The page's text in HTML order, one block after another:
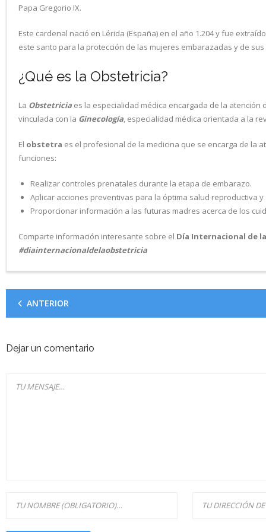
Papa Gregorio IX.
Este cardenal nació en Lérida (España) en el año 1.204 y fue
este santo para la protección de las mujeres embarazadas y de
¿Qué es la Obstetricia?
La Obstetricia es la especialidad médica encargada de la
vinculada con la Ginecología, especialidad médica orientada a la
El obstetra es el profesional de la medicina que se encarga de la
funciones:
Realizar controles prenatales durante la etapa de embarazo.
Aplicar acciones preventivas para la óptima salud reproductiva
Proporcionar información a las futuras madres acerca de los
Comparte información interesante sobre el Día Internacional de
#diainternacionaldelaobstetricia
ANTERIOR
Dejar un comentario